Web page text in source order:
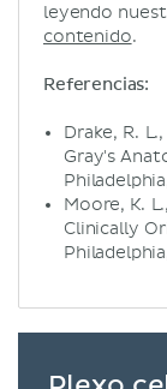
leyendo
contenido.
Referencias:
Drake, R.
Gray's
Moore, K.
Clinically